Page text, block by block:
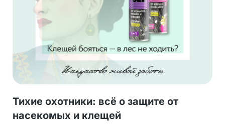
Тихие охотники: всё о защите от
насекомых и клещей